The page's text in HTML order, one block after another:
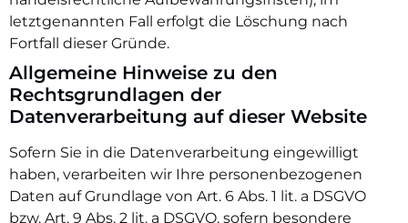
letztgenannten Fall erfolgt die Löschung nach
Fortfall dieser Gründe.
Allgemeine Hinweise zu den
Rechtsgrundlagen der
Datenverarbeitung auf dieser Website
Sofern Sie in die Datenverarbeitung eingewilligt
haben, verarbeiten wir Ihre personenbezogenen
Daten auf Grundlage von Art. 6 Abs. 1 lit. a DSGVO
bzw. Art. 9 Abs. 2 lit. a DSGVO, sofern besondere